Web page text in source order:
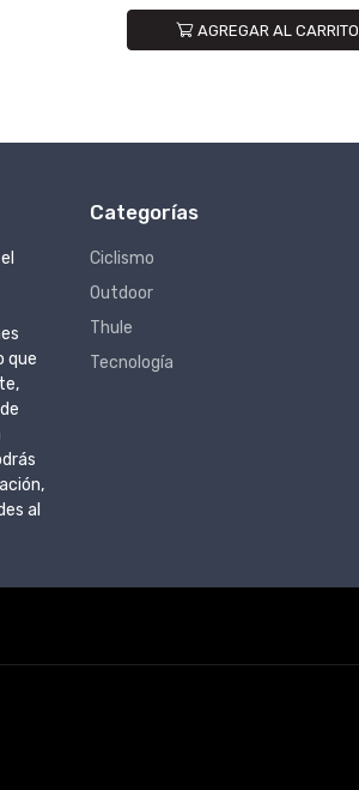
AGREGAR AL CARRITO
que
al
Categorías
Ciclismo
Outdoor
Thule
Tecnología